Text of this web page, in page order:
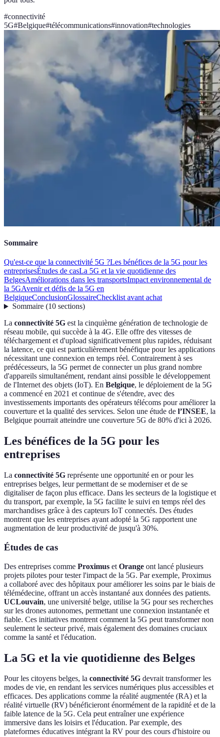
#connectivité
5G#Belgique#télécommunications#innovation#technologies
Sommaire
Qu'est-ce que la connectivité 5G ?Les bénéfices de la 5G pour les
entreprisesÉtudes de casLa 5G et la vie quotidienne des
BelgesAméliorations dans les transportsImpact environnemental de
la 5GAvenir et défis de la 5G en
BelgiqueConclusionGlossaireChecklist avant achat
Sommaire(10 sections)
La connectivité 5G est la cinquième génération de technologie de
réseau mobile, qui succède à la 4G. Elle offre des vitesses de
téléchargement et d'upload significativement plus rapides, réduisant
la latence, ce qui est particulièrement bénéfique pour les applications
nécessitant une connexion en temps réel. Contrairement à ses
prédécesseurs, la 5G permet de connecter un plus grand nombre
d'appareils simultanément, rendant ainsi possible le développement
de l'Internet des objets (IoT). En Belgique, le déploiement de la 5G
a commencé en 2021 et continue de s'étendre, avec des
investissements importants des opérateurs télécoms pour améliorer la
couverture et la qualité des services. Selon une étude de l’INSEE, la
Belgique pourrait atteindre une couverture 5G de 80% d'ici à 2026.
Les bénéfices de la 5G pour les
entreprises
La connectivité 5G représente une opportunité en or pour les
entreprises belges, leur permettant de se moderniser et de se
digitaliser de façon plus efficace. Dans les secteurs de la logistique et
du transport, par exemple, la 5G facilite le suivi en temps réel des
marchandises grâce à des capteurs IoT connectés. Des études
montrent que les entreprises ayant adopté la 5G rapportent une
augmentation de leur productivité de jusqu'à 30%.
Études de cas
Des entreprises comme Proximus et Orange ont lancé plusieurs
projets pilotes pour tester l'impact de la 5G. Par exemple, Proximus
a collaboré avec des hôpitaux pour améliorer les soins par le biais de
télémédecine, offrant un accès instantané aux données des patients.
UCLouvain, une université belge, utilise la 5G pour ses recherches
sur les drones autonomes, permettant une connexion instantanée et
fiable. Ces initiatives montrent comment la 5G peut transformer non
seulement le secteur privé, mais également des domaines cruciaux
comme la santé et l'éducation.
La 5G et la vie quotidienne des Belges
Pour les citoyens belges, la connectivité 5G devrait transformer les
modes de vie, en rendant les services numériques plus accessibles et
efficaces. Des applications comme la réalité augmentée (RA) et la
réalité virtuelle (RV) bénéficieront énormément de la rapidité et de la
faible latence de la 5G. Cela peut entraîner une expérience
immersive dans les loisirs et l'éducation. Par exemple, des
plateformes éducatives intégrant la RV pour des cours d'histoire ou